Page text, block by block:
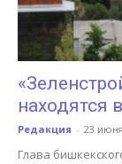
находятся
Редакция - 23
Глава